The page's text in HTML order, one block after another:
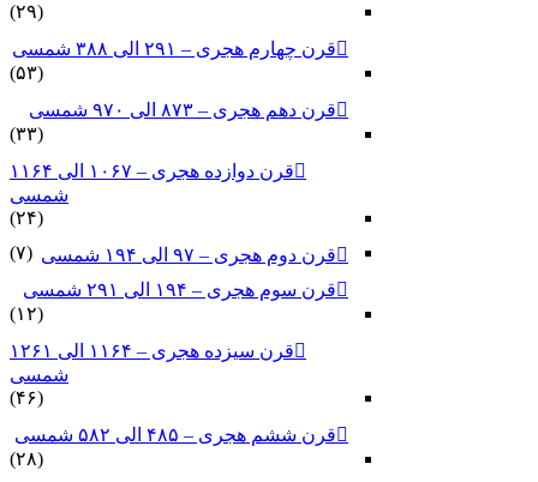
(۲۹)
قرن چهارم هجری – ۲۹۱ الی ۳۸۸ شمسی
(۵۳)
قرن دهم هجری – ۸۷۳ الی ۹۷۰ شمسی
(۳۳)
قرن دوازده هجری – ۱۰۶۷ الی ۱۱۶۴
شمسی
(۲۴)
قرن دوم هجری – ۹۷ الی ۱۹۴ شمسی
(۷)
قرن سوم هجری – ۱۹۴ الی ۲۹۱ شمسی
(۱۲)
قرن سیزده هجری – ۱۱۶۴ الی ۱۲۶۱
شمسی
(۴۶)
قرن ششم هجری – ۴۸۵ الی ۵۸۲ شمسی
(۲۸)